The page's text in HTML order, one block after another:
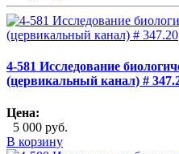
4-581 Исследование
(цервикальный канал) #
Цена:
5 000 руб.
В корзину